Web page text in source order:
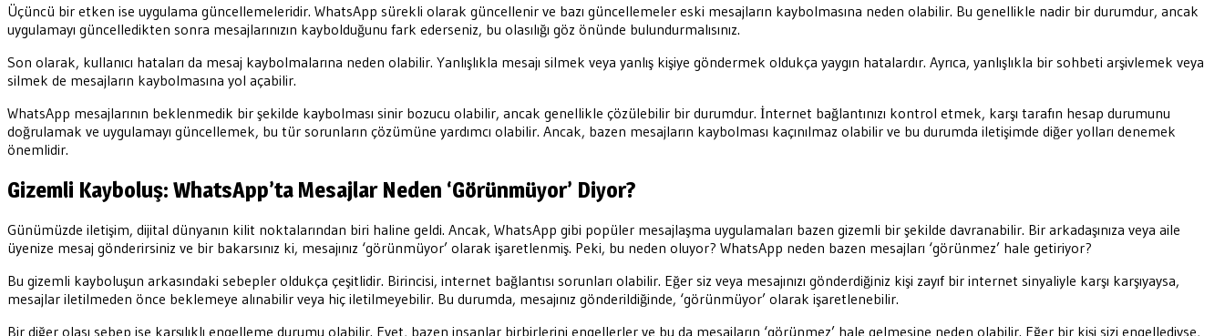
Üçüncü bir etken ise uygulama güncellemeleridir. WhatsApp sürekli olarak güncellenir ve bazı güncellemeler eski mesajların kaybolmasına neden olabilir. Bu genellikle nadir bir durumdur, ancak
uygulamayı güncelledikten sonra mesajlarınızın kaybolduğunu fark ederseniz, bu olasılığı göz önünde bulundurmalısınız.
Son olarak, kullanıcı hataları da mesaj kaybolmalarına neden olabilir. Yanlışlıkla mesajı silmek veya yanlış kişiye göndermek oldukça yaygın hatalardır. Ayrıca, yanlışlıkla bir sohbeti arşivlemek veya
silmek de mesajların kaybolmasına yol açabilir.
WhatsApp mesajlarının beklenmedik bir şekilde kaybolması sinir bozucu olabilir, ancak genellikle çözülebilir bir durumdur. İnternet bağlantınızı kontrol etmek, karşı tarafın hesap durumunu
doğrulamak ve uygulamayı güncellemek, bu tür sorunların çözümüne yardımcı olabilir. Ancak, bazen mesajların kaybolması kaçınılmaz olabilir ve bu durumda iletişimde diğer yolları denemek
önemlidir.
Gizemli Kayboluş: WhatsApp’ta Mesajlar Neden ‘Görünmüyor’ Diyor?
Günümüzde iletişim, dijital dünyanın kilit noktalarından biri haline geldi. Ancak, WhatsApp gibi popüler mesajlaşma uygulamaları bazen gizemli bir şekilde davranabilir. Bir arkadaşınıza veya aile
üyenize mesaj gönderirsiniz ve bir bakarsınız ki, mesajınız ‘görünmüyor’ olarak işaretlenmiş. Peki, bu neden oluyor? WhatsApp neden bazen mesajları ‘görünmez’ hale getiriyor?
Bu gizemli kayboluşun arkasındaki sebepler oldukça çeşitlidir. Birincisi, internet bağlantısı sorunları olabilir. Eğer siz veya mesajınızı gönderdiğiniz kişi zayıf bir internet sinyaliyle karşı karşıyaysa,
mesajlar iletilmeden önce beklemeye alınabilir veya hiç iletilmeyebilir. Bu durumda, mesajınız gönderildiğinde, ‘görünmüyor’ olarak işaretlenebilir.
Bir diğer olası sebep ise karşılıklı engelleme durumu olabilir. Evet, bazen insanlar birbirlerini engellerler ve bu da mesajların ‘görünmez’ hale gelmesine neden olabilir. Eğer bir kişi sizi engellediyse,